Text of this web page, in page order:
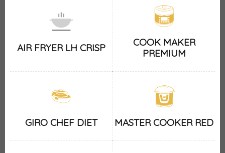
AIR FRYER LH CRISP
COOK MAKER
PREMIUM
GIRO CHEF DIET MASTER COOKER RED